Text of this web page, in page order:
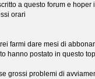
a questo forum e
orari
farmi dare mesi di
postato in questo
problemi di